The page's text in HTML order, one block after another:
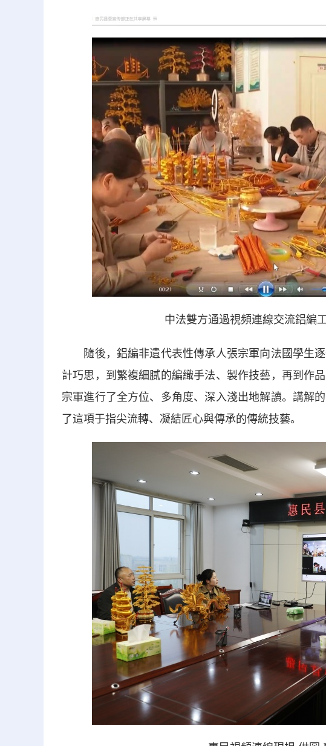
中法雙方通過視頻連線交流鋁編
隨後，鋁編非遺代表性傳承人張宗軍向法國學生逐
計巧思，到繁複細膩的編織手法、製作技藝，再到作
宗軍進行了全方位、多角度、深入淺出地解讀。講解
了這項于指尖流轉、凝結匠心與傳承的傳統技藝。